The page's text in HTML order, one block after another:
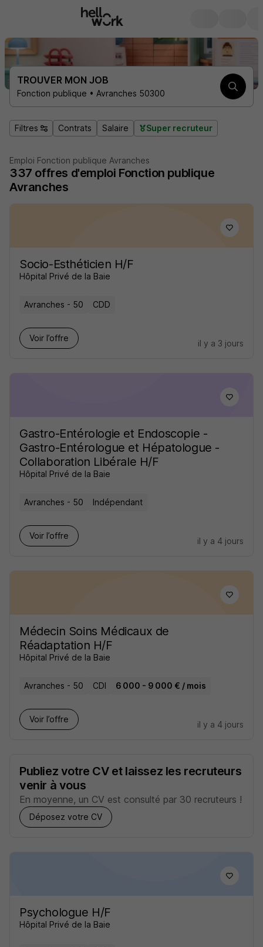
TROUVER MON JOB
Fonction publique • Avranches 50300
Filtres Contrats Salaire Super recruteur
Emploi Fonction publique Avranches
337 offres d'emploi Fonction publique
Avranches
Socio-Esthéticien H/F
Hôpital Privé de la Baie
Avranches - 50 CDD
Voir l’offre
il y a 3 jours
Gastro-Entérologie et Endoscopie -
Gastro-Entérologue et Hépatologue -
Collaboration Libérale H/F
Hôpital Privé de la Baie
Avranches - 50 Indépendant
Voir l’offre
il y a 4 jours
Médecin Soins Médicaux de
Réadaptation H/F
Hôpital Privé de la Baie
Avranches - 50 CDI 6 000 - 9 000 € / mois
Voir l’offre
il y a 4 jours
Publiez votre CV et laissez les recruteurs
venir à vous
En moyenne, un CV est consulté par 30 recruteurs !
Déposez votre CV
Psychologue H/F
Hôpital Privé de la Baie